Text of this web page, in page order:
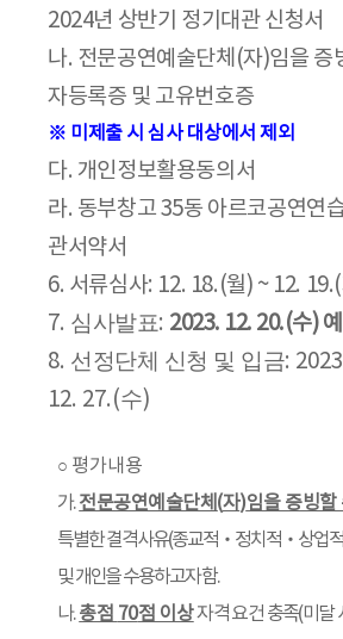
2024년 상반기 정기대관 신청서
나. 전문공연예술단체 (자)임을 증
자등록증 및 고유번호증
※ 미제출 시 심사 대상에서 제외
다. 개인정보활용동의서
라. 동부창고35동 아르코공연연
관서약서
6. 서류심사: 12. 18.(월) ~ 12. 19.(
7. 심사발표: 2023. 12. 20.(수)
8. 선정단체 신청 및 입금:
12. 27.(수)
○ 평가내용
가.전문공연예술단체 (자)임을 증빙할
특별한 결격사유(종교적 ‧ 정치적 ‧ 상업
및 개인을 수용하고자 함.
나.총점 70점 이상자격 요건 충족(미달